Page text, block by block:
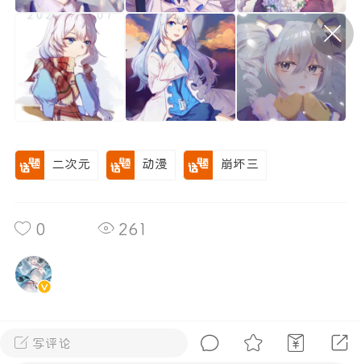
P站美图推荐——条纹过膝袜（二）
隐藏
P站美图推荐——紫发特辑
写评论
二次元 动漫 崩坏三
0 261
倒序